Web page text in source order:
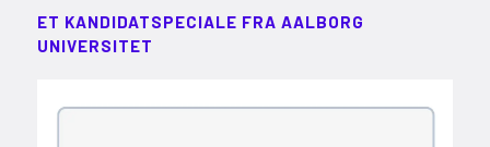
ET KANDIDATSPECIALE FRA AALBORG
UNIVERSITET